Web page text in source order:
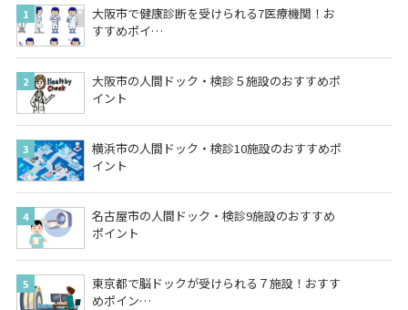
大阪市で健康診断を受けられる7医療機関！お
すすめポイ…
大阪市の人間ドック・検診５施設のおすすめポ
イント
横浜市の人間ドック・検診10施設のおすすめポ
イント
名古屋市の人間ドック・検診9施設のおすすめ
ポイント
東京都で脳ドックが受けられる７施設！おすす
めポイン…